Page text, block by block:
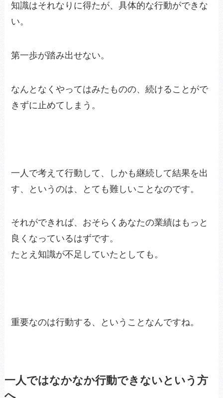
知識はそれなりに得たが、具体的な行動ができな
い。
第一歩が踏み出せない。
なんとなくやってはみたものの、続けることがで
きずに止めてしまう。
一人で考えて行動して、しかも継続して結果を出
す、というのは、とても難しいことなのです。
それができれば、おそらくあなたの業績はもっと
良くなっているはずです。
たとえ知識が不足していたとしても。
重要なのは行動する、ということなんですね。
一人ではなかなか行動できないという方
へ